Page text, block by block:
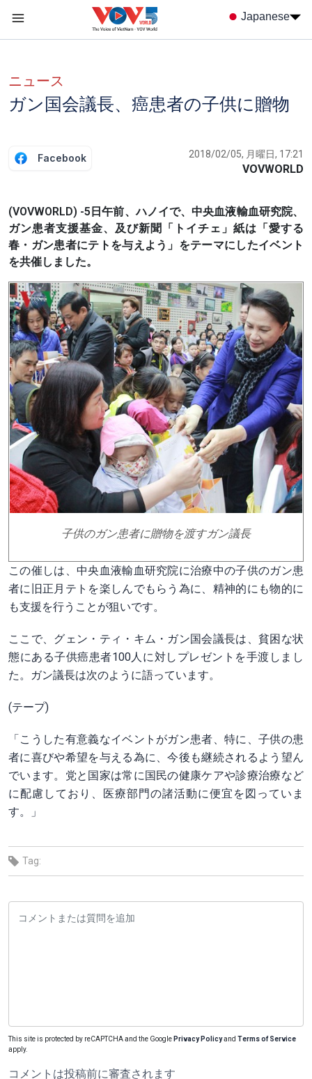
Japanese
ニュース
ガン国会議長、癌患者の子供に贈物
Facebook 2018/02/05, 月曜日, 17:21
VOVWORLD
(VOVWORLD) -5日午前、ハノイで、中央血液輸血研究院、
ガン患者支援基金、及び新聞「トイチェ」紙は「愛する
春・ガン患者にテトを与えよう」をテーマにしたイベント
を共催しました。
子供のガン患者に贈物を渡すガン議長
この催しは、中央血液輸血研究院に治療中の子供のガン患
者に旧正月テトを楽しんでもらう為に、精神的にも物的に
も支援を行うことが狙いです。
ここで、グェン・ティ・キム・ガン国会議長は、貧困な状
態にある子供癌患者100人に対しプレゼントを手渡しまし
た。ガン議長は次のように語っています。
(テープ)
「こうした有意義なイベントがガン患者、特に、子供の患
者に喜びや希望を与える為に、今後も継続されるよう望ん
でいます。党と国家は常に国民の健康ケアや診療治療など
に配慮しており、医療部門の諸活動に便宜を図っていま
す。」
Tag:
This site is protected by reCAPTCHA and the Google Privacy Policyand Terms of Service
apply.
コメントは投稿前に審査されます